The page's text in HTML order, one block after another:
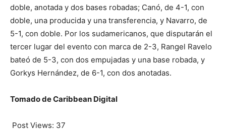
doble, anotada y dos bases robadas; Canó, de 4-1, con
doble, una producida y una transferencia, y Navarro, de
5-1, con doble. Por los sudamericanos, que disputarán el
tercer lugar del evento con marca de 2-3, Rangel Ravelo
bateó de 5-3, con dos empujadas y una base robada, y
Gorkys Hernández, de 6-1, con dos anotadas.
Tomado de Caribbean Digital
Post Views: 37